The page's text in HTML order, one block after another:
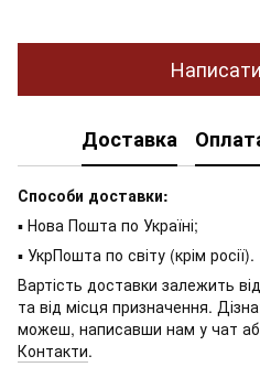
Доставка
Способи доставки:
▪ Нова Пошта по Україні;
▪ УкрПошта по світу (крім росії).
Вартість доставки залежить
та від місця призначення.
можеш, написавши нам у чат
Контакти.